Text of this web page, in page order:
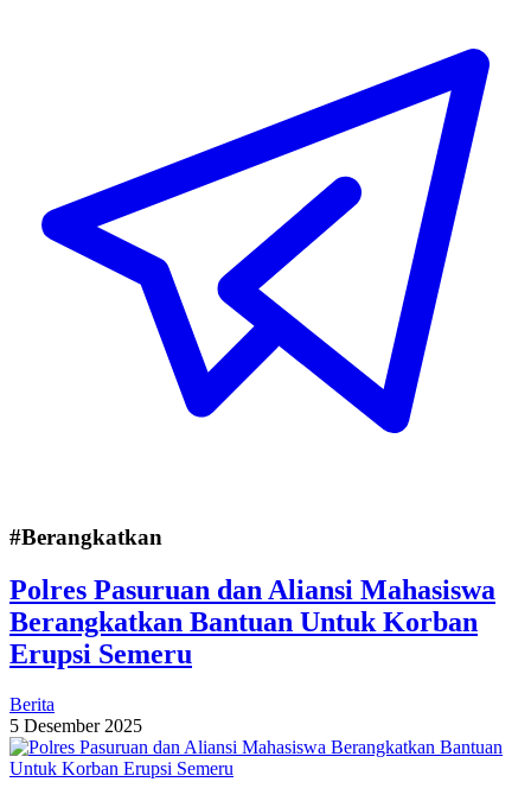
#Berangkatkan
Polres Pasuruan dan Aliansi Mahasiswa
Berangkatkan Bantuan Untuk Korban
Erupsi Semeru
Berita
5 Desember 2025